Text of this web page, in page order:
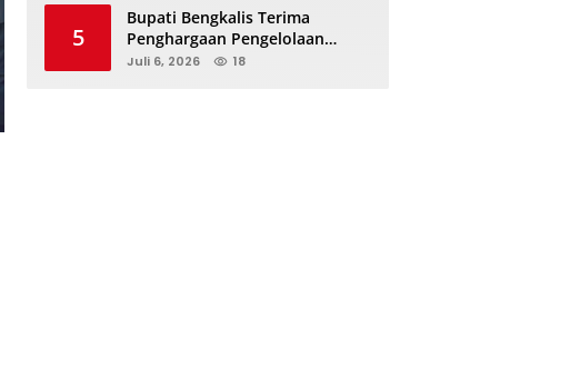
5
Bupati Bengkalis Terima
Penghargaan Pengelolaan
JDIHN Terbaik Kedua dari
Juli 6, 2026 18